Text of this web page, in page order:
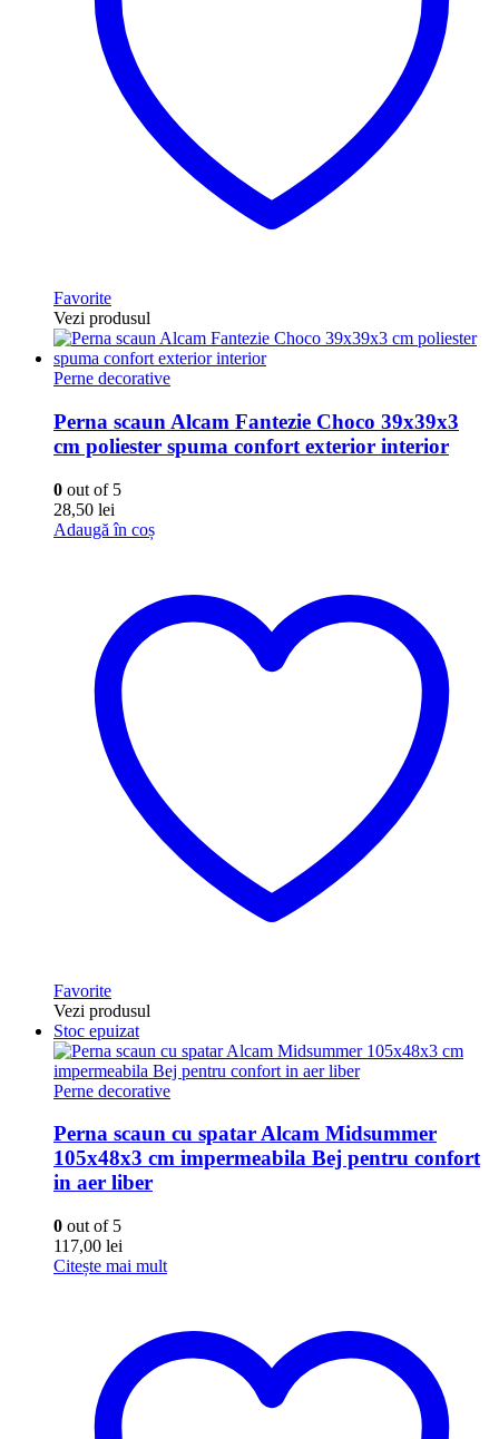
Favorite
Vezi produsul
Perne decorative
Perna scaun Alcam Fantezie Choco 39x39x3
cm poliester spuma confort exterior interior
0 out of 5
28,50 lei
Adaugă în coș
Favorite
Vezi produsul
Stoc epuizat
Perne decorative
Perna scaun cu spatar Alcam Midsummer
105x48x3 cm impermeabila Bej pentru confort
in aer liber
0 out of 5
117,00 lei
Citește mai mult